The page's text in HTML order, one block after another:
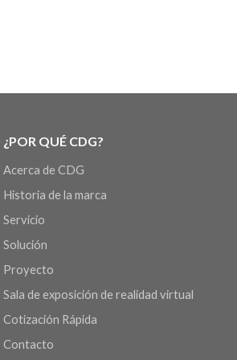
¿POR QUÉ CDG?
Acerca de CDG
Historia de la marca
Servicio
Solución
Proyecto
Sala de exposición de realidad virtual
Cotización Rápida
Contacto